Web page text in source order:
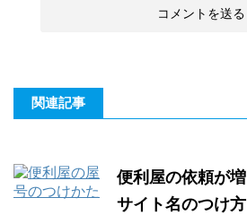
関連記事
便利屋の依頼が
サイト名のつけ方